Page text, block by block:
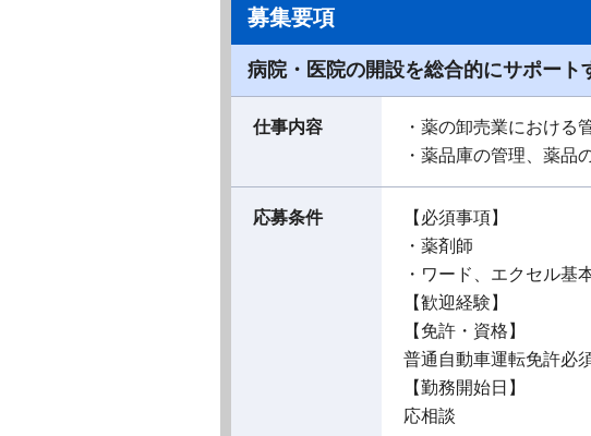
募集要項
病院・医院の開設を総合的にサポー
仕事内容
・薬の卸売業における
・薬品庫の管理、薬品
応募条件
【必須事項】
・薬剤師
・ワード、エクセル基
【歓迎経験】
【免許・資格】
普通自動車運転免許必
【勤務開始日】
応相談